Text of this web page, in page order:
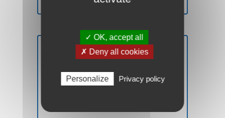
PROPRIÉTAIRE
✓ OK, accept all
✗ Deny all cookies
Personalize Privacy policy